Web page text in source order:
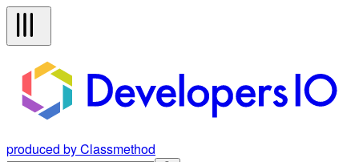
produced by Classmethod